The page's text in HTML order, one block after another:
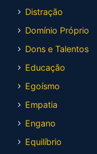
Distração
Domínio Próprio
Dons e Talentos
Educação
Egoísmo
Empatia
Engano
Equilíbrio